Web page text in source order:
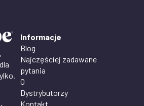
Informacje
Blog
Najczęściej zadawane
pytania
O
Dystrybutorzy
Kontakt